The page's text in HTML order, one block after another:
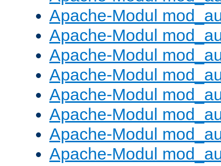
Apache-Modul
Apache-Modul
Apache-Modul
Apache-Modul
Apache-Modul
Apache-Modul
Apache-Modul
Apache-Modul